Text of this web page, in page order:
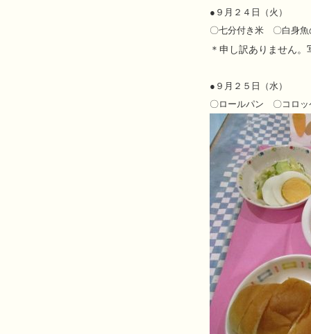
●９月２４日（火）
〇七分付き米 〇白身
＊申し訳ありません
● ９月２５日（水）
〇ロールパン 〇コロ